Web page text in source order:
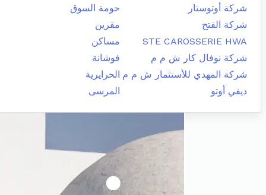
شركة أوتوستار
حومة السوق
شركة الفتح
مقرين
STE CAROSSERIE HWA
مساكن
شركة نوفال كار ش م م
فوشانة
شركة المهدي للأستثمار ش م م الحرايرية
ديفي أوتو
المرسى